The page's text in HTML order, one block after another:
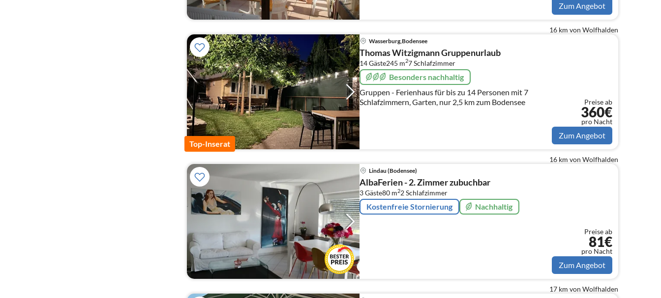
Zum Angebot
Top-Inserat
16 km von Wolfhalden
Wasserburg,Bodensee
Thomas Witzigmann Gruppenurlaub
14 Gäste245 m27Schlafzimmer
Besonders nachhaltig
Gruppen - Ferienhaus für bis zu 14 Personen mit 7
Schlafzimmern, Garten, nur 2,5 km zum Bodensee
Preise ab
360€
pro Nacht
Zum Angebot
16 km von Wolfhalden
Lindau (Bodensee)
AlbaFerien - 2. Zimmer zubuchbar
3 Gäste80 m22Schlafzimmer
Kostenfreie Stornierung Nachhaltig
Preise ab
81€
pro Nacht
Zum Angebot
17 km von Wolfhalden